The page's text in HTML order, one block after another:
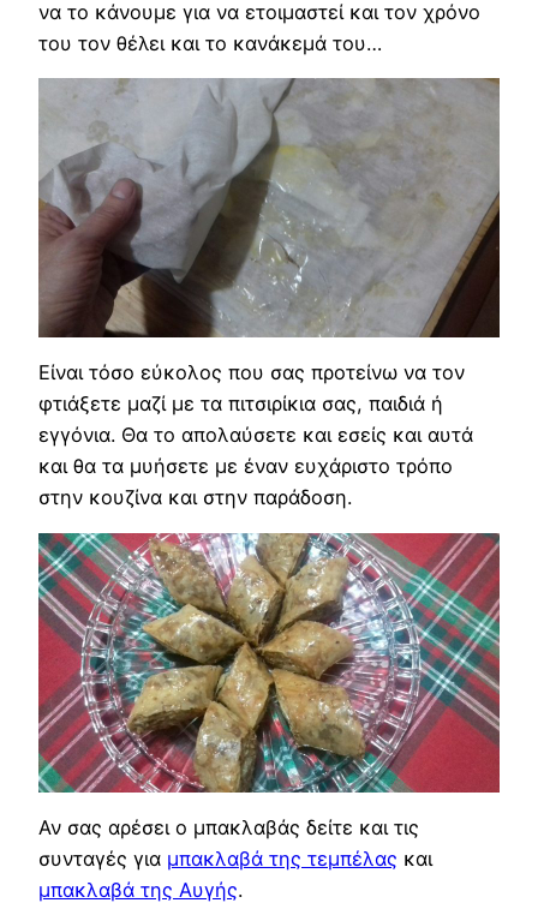
να το κάνουμε για να ετοιμαστεί και τον χρόνο
του τον θέλει και το κανάκεμά του…
Είναι τόσο εύκολος που σας προτείνω να τον
φτιάξετε μαζί με τα πιτσιρίκια σας, παιδιά ή
εγγόνια. Θα το απολαύσετε και εσείς και αυτά
και θα τα μυήσετε με έναν ευχάριστο τρόπο
στην κουζίνα και στην παράδοση.
Αν σας αρέσει ο μπακλαβάς δείτε και τις
συνταγές για μπακλαβά της τεμπέλας και
μπακλαβά της Αυγής.